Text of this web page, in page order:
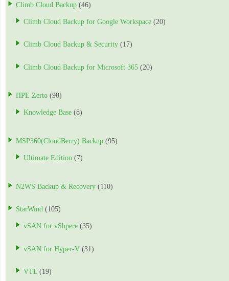
Climb Cloud Backup (46)
Climb Cloud Backup for Google Workspace (20)
Climb Cloud Backup & Security (17)
Climb Cloud Backup for Microsoft 365 (20)
HPE Zerto (98)
Knowledge Base (8)
MSP360(CloudBerry) Backup (95)
Ultimate Edition (7)
N2WS Backup & Recovery (110)
StarWind (105)
vSAN for vShpere (35)
vSAN for Hyper-V (31)
VTL (19)